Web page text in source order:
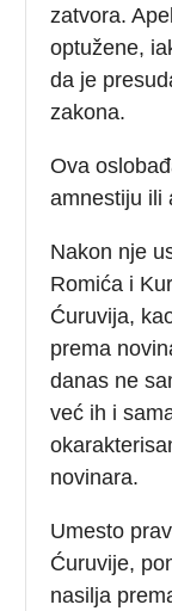
zatvora.
optužene,
da je
zakona.
Ova
amnestiju ili
Nakon nje
Romića i
Ćuruvija,
prema
danas ne
već ih i
novinara.
Umesto
Ćuruvije,
nasilja